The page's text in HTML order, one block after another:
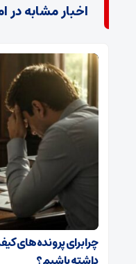
اخبار مشابه در
چرا برای پرونده‌های